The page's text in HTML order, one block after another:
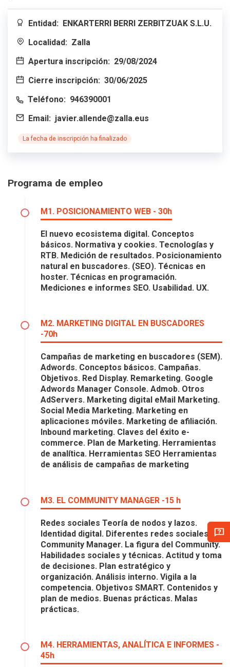
Entidad: ENKARTERRI BERRI ZERBITZUAK S.L.U.
Localidad: Zalla
Apertura inscripción: 29/08/2024
Cierre inscripción: 30/06/2025
Teléfono: 946390001
Email: javier.allende@zalla.eus
La fecha de inscripción ha finalizado
Programa de empleo
M1. POSICIONAMIENTO WEB - 30h
El nuevo ecosistema digital. Conceptos
básicos. Normativa y cookies. Tecnologías y
RTB. Medición de resultados. Posicionamiento
natural en buscadores. (SEO). Técnicas en
hoster. Técnicas en programación.
Mediciones e informes SEO. Usabilidad. UX.
M2. MARKETING DIGITAL EN BUSCADORES
-70h
Campañas de marketing en buscadores (SEM).
Adwords. Conceptos básicos. Campañas.
Objetivos. Red Display. Remarketing. Google
Adwords Manager Console. Admob. Otros
AdServers. Marketing digital eMail Marketing.
Social Media Marketing. Marketing en
aplicaciones móviles. Marketing de afiliación.
Inbound marketing. Claves del éxito e-
commerce. Plan de Marketing. Herramientas
de analítica. Herramientas SEO Herramientas
de análisis de campañas de marketing
M3. EL COMMUNITY MANAGER -15 h
Redes sociales Teoría de nodos y lazos.
Identidad digital. Diferentes redes sociales. El
Community Manager. La figura del Community.
Habilidades sociales y técnicas. Actitud y toma
de decisiones. Plan estratégico y
organización. Análisis interno. Vigila a la
competencia. Objetivos SMART. Contenidos y
plan de medios. Buenas prácticas. Malas
prácticas.
M4. HERRAMIENTAS, ANALÍTICA E INFORMES -
45h